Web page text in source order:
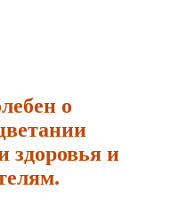
Собор Новокузнецк
о
здоровья и